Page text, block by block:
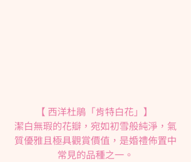
【 西洋杜鵑「肯特白花」】
潔白無瑕的花瓣，宛如初雪般純淨，氣
質優雅且極具觀賞價值，是婚禮佈置中
常見的品種之一。